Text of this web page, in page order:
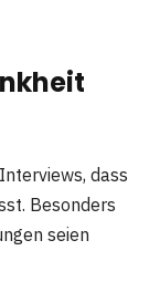
dass
Besonders
seien